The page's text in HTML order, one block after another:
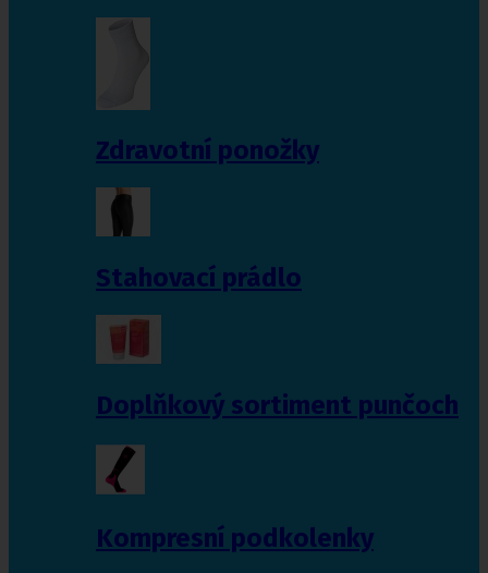
Zdravotní ponožky
Stahovací prádlo
Doplňkový sortiment punčoch
Kompresní podkolenky